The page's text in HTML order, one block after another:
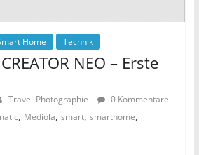
Home Technik
NEO – Erste
Travel-Photographie
0 Kommentare
, Mediola, smart, smarthome,